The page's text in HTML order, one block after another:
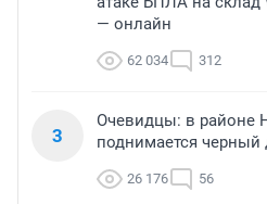
— онлайн
62 034 312
3
Очевидцы: в районе
поднимается
26 176 56